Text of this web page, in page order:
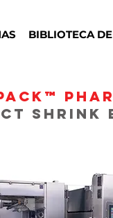
BIBLIOTECA
shrink